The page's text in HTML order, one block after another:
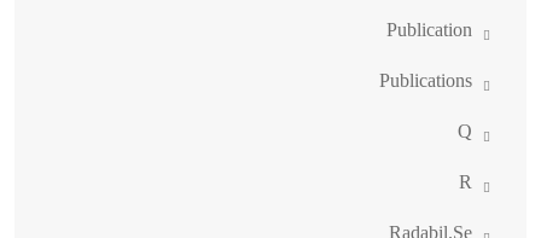
Publication
Publications
Q
R
Radabil.se